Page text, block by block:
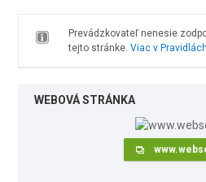
Prevádzkovateľ nenesie
tejto stránke. Viac v Pravidlách
WEBOVÁ STRÁNKA